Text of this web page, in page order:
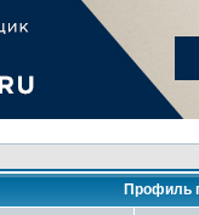
Профиль